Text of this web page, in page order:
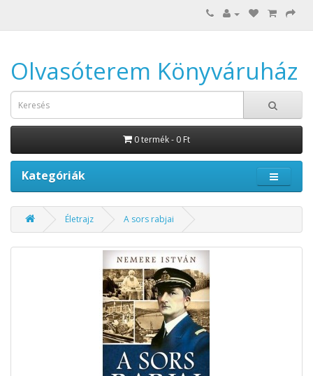
Olvasóterem Könyváruház
0 termék - 0 Ft
Kategóriák
Életrajz A sors rabjai